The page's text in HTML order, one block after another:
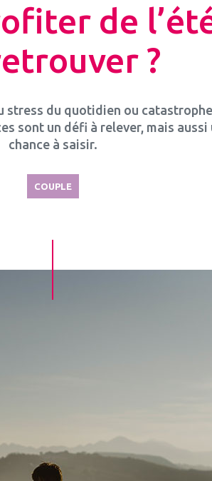
de
?
stress du quotidien ou
sont un défi à relever, mais aussi
chance à saisir.
COUPLE